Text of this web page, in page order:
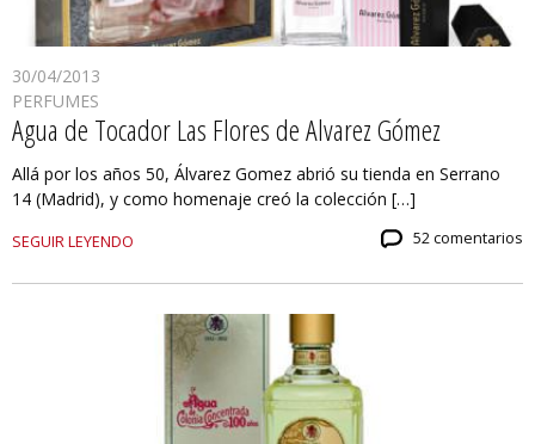
30/04/2013
PERFUMES
Agua de Tocador Las Flores de Alvarez Gómez
Allá por los años 50, Álvarez Gomez abrió su tienda en Serrano
14 (Madrid), y como homenaje creó la colección […]
SEGUIR LEYENDO 52 comentarios